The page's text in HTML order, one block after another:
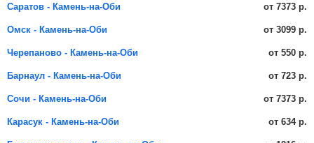
Саратов - Камень-на-Оби от 7373 р.
Омск - Камень-на-Оби от 3099 р.
Черепаново - Камень-на-Оби от 550 р.
Барнаул - Камень-на-Оби от 723 р.
Сочи - Камень-на-Оби от 7373 р.
Карасук - Камень-на-Оби от 634 р.